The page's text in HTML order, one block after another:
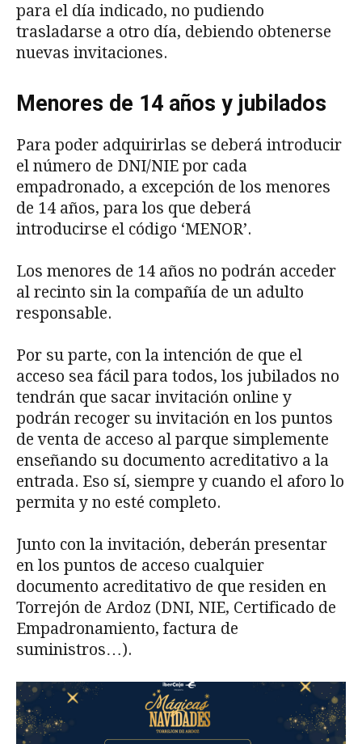
para el día indicado, no pudiendo
trasladarse a otro día, debiendo obtenerse
nuevas invitaciones.
Menores de 14 años y jubilados
Para poder adquirirlas se deberá introducir
el número de DNI/NIE por cada
empadronado, a excepción de los menores
de 14 años, para los que deberá
introducirse el código ‘MENOR’.
Los menores de 14 años no podrán acceder
al recinto sin la compañía de un adulto
responsable.
Por su parte, con la intención de que el
acceso sea fácil para todos, los jubilados no
tendrán que sacar invitación online y
podrán recoger su invitación en los puntos
de venta de acceso al parque simplemente
enseñando su documento acreditativo a la
entrada. Eso sí, siempre y cuando el aforo lo
permita y no esté completo.
Junto con la invitación, deberán presentar
en los puntos de acceso cualquier
documento acreditativo de que residen en
Torrejón de Ardoz (DNI, NIE, Certificado de
Empadronamiento, factura de
suministros…).